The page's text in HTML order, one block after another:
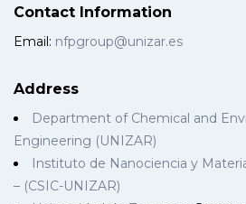
Contact Information
Email: nfpgroup@unizar.es
Address
Department of Chemical and
Engineering (UNIZAR)
Instituto de Nanociencia y
– (CSIC-UNIZAR)